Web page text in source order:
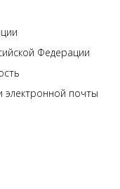
Федерации
почты